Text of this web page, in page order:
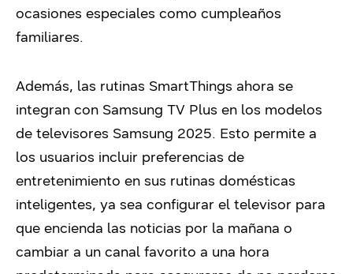
ocasiones especiales como cumpleaños
familiares.
Además, las rutinas SmartThings ahora se
integran con Samsung TV Plus en los modelos
de televisores Samsung 2025. Esto permite a
los usuarios incluir preferencias de
entretenimiento en sus rutinas domésticas
inteligentes, ya sea configurar el televisor para
que encienda las noticias por la mañana o
cambiar a un canal favorito a una hora